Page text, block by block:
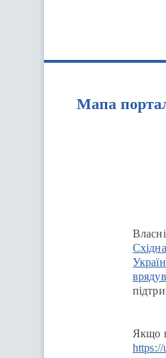
Мапа
Якщо
https://